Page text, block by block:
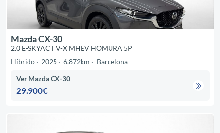
Mazda CX-30
2.0 E-SKYACTIV-X MHEV HOMURA 5P
Híbrido
2025 6.872km Barcelona
Ver Mazda CX-30
29.900€